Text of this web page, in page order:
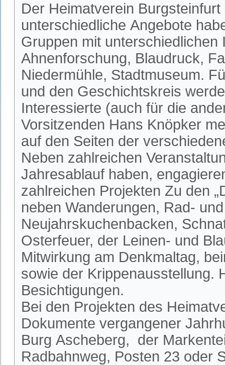
Der Heimatverein
unterschiedliche Angebote
Gruppen mit
Ahnenforschung, Blaudruck,
Niedermühle, Stadtmuseum.
und den Geschichtskreis
Interessierte (auch für die
Vorsitzenden Hans Knöpker
auf den Seiten der
Neben zahlreichen
Jahresablauf haben,
zahlreichen Projekten Zu den
neben Wanderungen, Rad-
Neujahrskuchenbacken,
Osterfeuer, der Leinen- und
Mitwirkung am Denkmaltag,
sowie der Krippenausstellung.
Besichtigungen.
Bei den Projekten des
Dokumente vergangener
Burg Ascheberg, der
Radbahnweg, Posten 23 oder